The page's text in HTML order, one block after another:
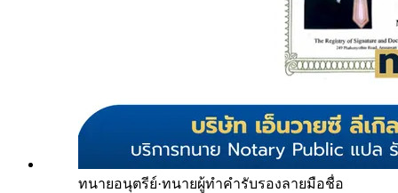
ทนายอนุตรีย์·ทนายผู้ทำคำรับรองลายมือชื่อ